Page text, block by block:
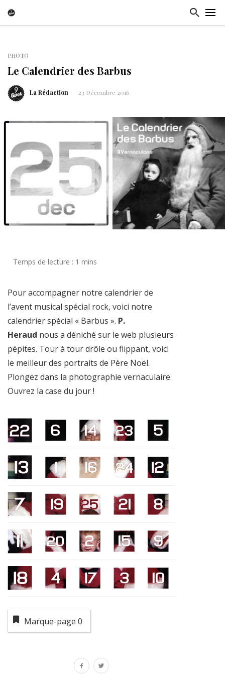
PHOTO
Le Calendrier des Barbus
La Rédaction 23 Décembre 2016
Pour accompagner notre calendrier de
l’avent musical spécial rock, voici notre
calendrier spécial « Barbus ». P.
Heraud nous a déniché sur le web plusieurs
pépites. Tour à tour drôle ou flippant, voici
le meilleur des portraits de Père Noël.
Plongez dans la photographie vernaculaire.
Ouvrez la case du jour !
Marque-page 0